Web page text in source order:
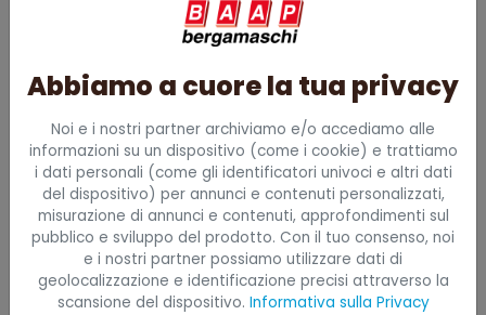
durabilità. Collaboriamo con fornitori certificati per
offrire prodotti conformi alle normative vigenti,
assicurando la massima affidabilità in ogni fase del
Per ulteriori informazioni sulla nostra gamma di
accessori per imballi e per scoprire le soluzioni più
adatte alle vostre esigenze, vi invitiamo a consultare
il nostro catalogo online o a contattarci.
Abbiamo a cuore la tua privacy
Noi e i nostri partner archiviamo e/o accediamo alle
informazioni su un dispositivo (come i cookie) e trattiamo
i dati personali (come gli identificatori univoci e altri dati
del dispositivo) per annunci e contenuti personalizzati,
misurazione di annunci e contenuti, approfondimenti sul
pubblico e sviluppo del prodotto. Con il tuo consenso, noi
e i nostri partner possiamo utilizzare dati di
geolocalizzazione e identificazione precisi attraverso la
scansione del dispositivo. Informativa sulla Privacy